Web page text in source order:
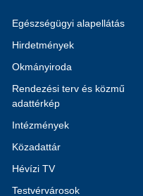
Egészségügyi alapellátás
Hirdetmények
Okmányiroda
Rendezési terv és közmű
adattérkép
Intézmények
Közadattár
Hévízi TV
Testvérvárosok